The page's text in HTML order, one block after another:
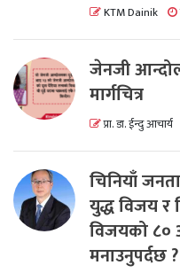
KTM Dainik
जेनजी
मार्गचित्र
प्रा. डा. ईन्दु आचार्य
चिनियाँ
युद्ध विजय र
विजयको ८०
मनाउनुपर्दछ ?